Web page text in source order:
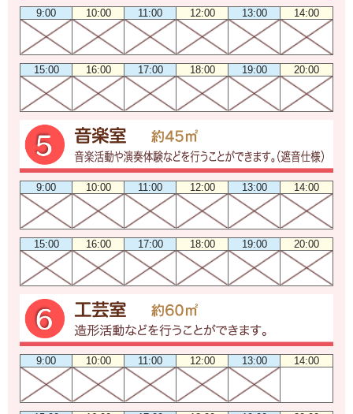
9:00 10:00 11:00 12:00 13:00 14:00
15:00 16:00 17:00 18:00 19:00 20:00
9:00 10:00 11:00 12:00 13:00 14:00
15:00 16:00 17:00 18:00 19:00 20:00
9:00 10:00 11:00 12:00 13:00 14:00